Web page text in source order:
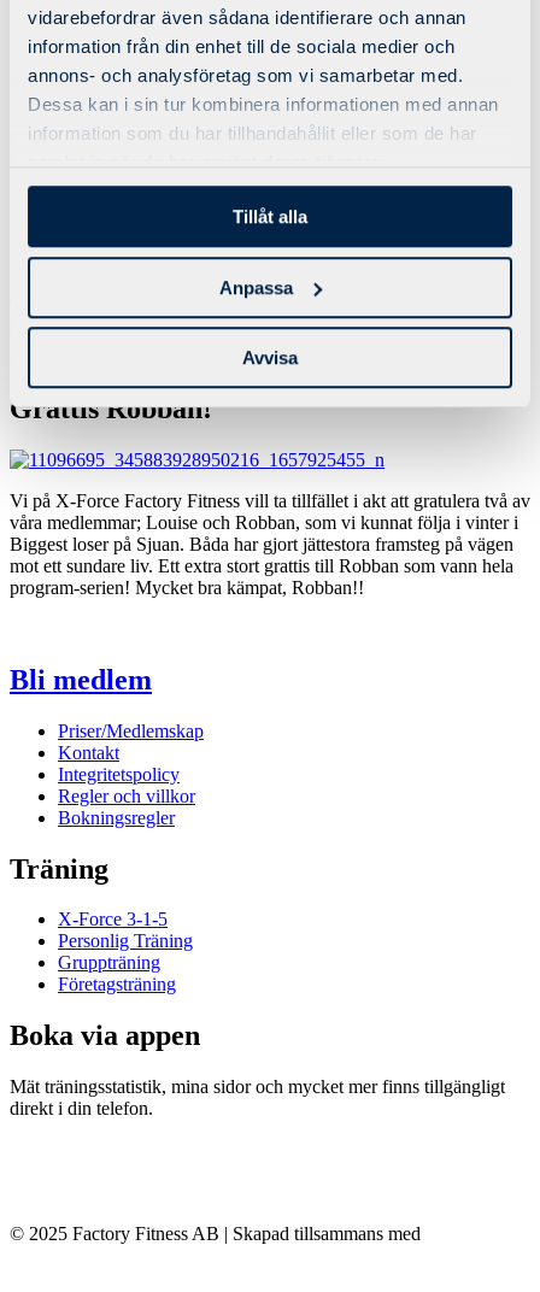
vidarebefordrar även sådana identifierare och annan
information från din enhet till de sociala medier och
annons- och analysföretag som vi samarbetar med.
Dessa kan i sin tur kombinera informationen med annan
information som du har tillhandahållit eller som de har
Tillåt alla
Anpassa
Avvisa
Erbjudanden
Utbud
Smedjan
X-Force 3-1-5
Öppettider
Detta är en gammal nyhet! Efter en uppdatering av vår nya
webbplats följde ouppdaterat material med, vi kan inte garantera att
informationen nedan är korrekt.
Grattis Robban!
Vi på X-Force Factory Fitness vill ta tillfället i akt att gratulera två av
våra medlemmar; Louise och Robban, som vi kunnat följa i vinter i
Biggest loser på Sjuan. Båda har gjort jättestora framsteg på vägen
mot ett sundare liv. Ett extra stort grattis till Robban som vann hela
program-serien! Mycket bra kämpat, Robban!!
Bli medlem
Priser/Medlemskap
Kontakt
Integritetspolicy
Regler och villkor
Bokningsregler
Träning
X-Force 3-1-5
Personlig Träning
Gruppträning
Företagsträning
Boka via appen
Mät träningsstatistik, mina sidor och mycket mer finns tillgängligt
direkt i din telefon.
© 2025 Factory Fitness AB | Skapad tillsammans med